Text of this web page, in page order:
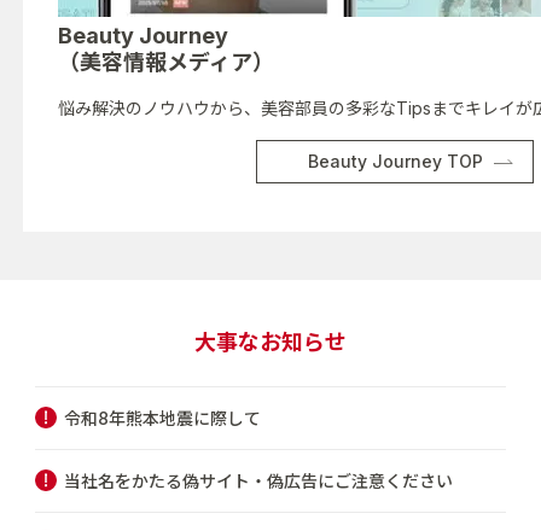
Beauty Journey
（美容情報メディア）
悩み解決のノウハウから、美容部員の多彩なTipsまでキレイが
Beauty Journey TOP
大事なお知らせ
令和8年熊本地震に際して
当社名をかたる偽サイト・偽広告にご注意ください